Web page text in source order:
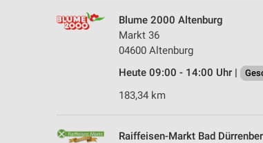
Blume 2000 Altenburg
Markt 36
04600 Altenburg
Heute 09:00 - 14:00 Uhr |
183,34 km
Raiffeisen-Markt Bad